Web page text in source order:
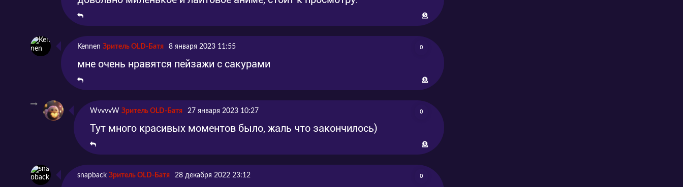
Kennen Зритель OLD-Батя 8 января 2023 11:55 0
мне очень нравятся пейзажи с сакурами
WvvvvW Зритель OLD-Батя 27 января 2023 10:27 0
Тут много красивых моментов было, жаль что закончилось)
snapback Зритель OLD-Батя 28 декабря 2022 23:12 0